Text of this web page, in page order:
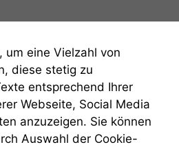
um eine Vielzahl von
diese stetig zu
entsprechend Ihrer
Webseite, Social Media
anzuzeigen. Sie können
Auswahl der Cookie-